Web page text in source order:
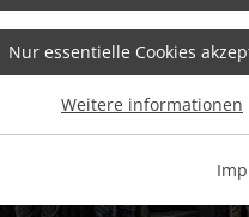
Nur essentielle Cookies
Weitere informationen